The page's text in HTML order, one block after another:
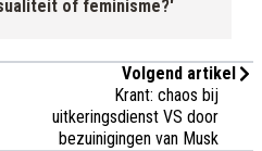
of feminisme?'
Volgend artikel
Krant: chaos bij
uitkeringsdienst VS door
bezuinigingen van Musk